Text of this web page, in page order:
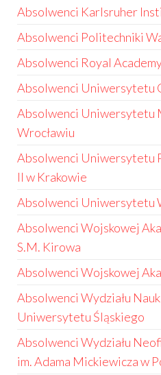
Absolwenci Karlsruher
Absolwenci Politechniki
Absolwenci Royal
Absolwenci Uniwersytetu
Absolwenci Uniwersytetu
Wrocławiu
Absolwenci Uniwersytetu
II w Krakowie
Absolwenci Uniwersytetu
Absolwenci Wojskowej
S.M. Kirowa
Absolwenci Wojskowej
Absolwenci Wydziału Nauk
Uniwersytetu Śląskiego
Absolwenci Wydziału
im. Adama Mickiewicza w